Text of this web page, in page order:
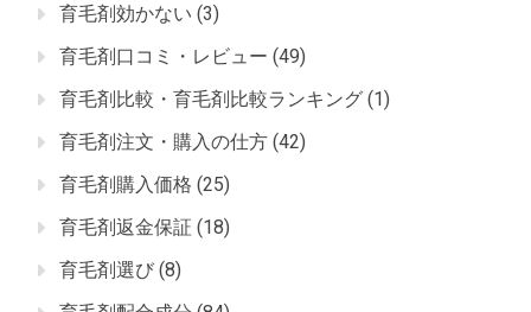
育毛剤効かない (3)
育毛剤口コミ・レビュー (49)
育毛剤比較・育毛剤比較ランキング (1)
育毛剤注文・購入の仕方 (42)
育毛剤購入価格 (25)
育毛剤返金保証 (18)
育毛剤選び (8)